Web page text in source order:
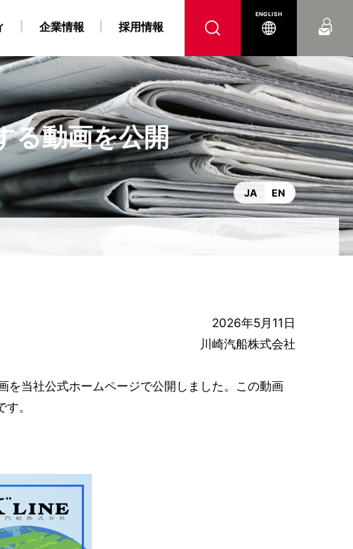
る動画を公開
JA EN
2026年5月11日
川崎汽船株式会社
当社公式ホームページで公開しました。この動画
。
電力事業 燃料戦略事業
コンテナ船事業
皆様へ IRよくあるご質問
電子公告
ンス
“K” LINE REPORT
イナンス DX戦略
航船腹 “K” LINEの軌跡 “K” LINE With
企業情報
上職 障がい者採用情報
採用情報
ENGLISH